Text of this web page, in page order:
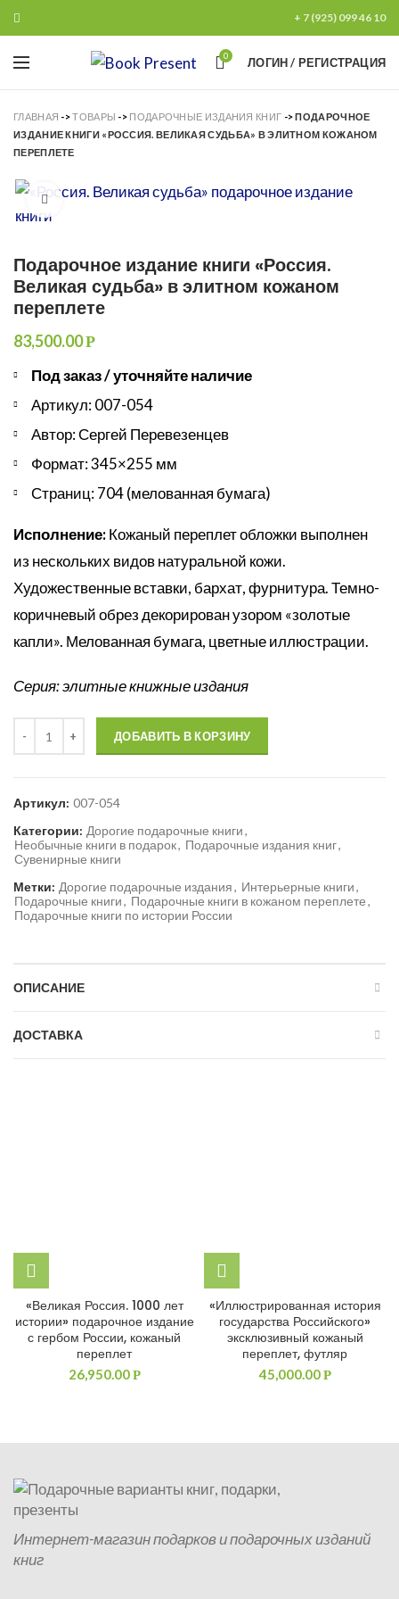
+ 7 (925) 099 46 10
0 ЛОГИН / РЕГИСТРАЦИЯ
ГЛАВНАЯ ->ТОВАРЫ -> ПОДАРОЧНЫЕ ИЗДАНИЯ КНИГ ->ПОДАРОЧНОЕ
ИЗДАНИЕ КНИГИ «РОССИЯ. ВЕЛИКАЯ СУДЬБА» В ЭЛИТНОМ КОЖАНОМ
ПЕРЕПЛЕТЕ
Увеличить
Подарочное издание книги «Россия.
Великая судьба» в элитном кожаном
переплете
83,500.00Р
Под заказ / уточняйте наличие
Артикул: 007-054
Автор: Сергей Перевезенцев
Формат: 345×255 мм
Страниц: 704 (мелованная бумага)
Исполнение:Кожаный переплет обложки выполнен
из нескольких видов натуральной кожи.
Художественные вставки, бархат, фурнитура. Темно-
коричневый обрез декорирован узором «золотые
капли». Мелованная бумага, цветные иллюстрации.
Серия: элитные книжные издания
ДОБАВИТЬ В КОРЗИНУ
Артикул: 007-054
Категории: Дорогие подарочные книги,
Необычные книги в подарок, Подарочные издания книг,
Сувенирные книги
Метки: Дорогие подарочные издания, Интерьерные книги,
Подарочные книги, Подарочные книги в кожаном переплете,
Подарочные книги по истории России
ОПИСАНИЕ
ДОСТАВКА
«Великая Россия. 1000 лет
истории» подарочное издание
с гербом России, кожаный
переплет
26,950.00Р
«Иллюстрированная история
государства Российского»
эксклюзивный кожаный
переплет, футляр
45,000.00Р
Интернет-магазин подарков и подарочных изданий
книг